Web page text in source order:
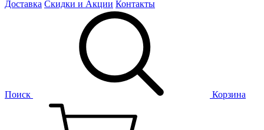
Доставка Скидки и Акции Контакты
Поиск Корзина